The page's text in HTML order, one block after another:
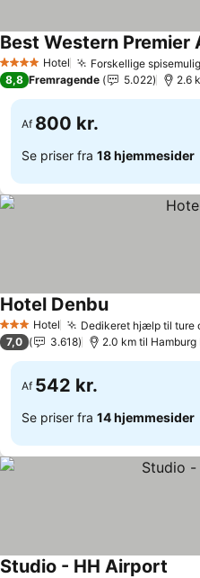
4 StjernerHotel Forskellige
Best Western
8,8 Fremragende 5.022 2.6
Af 800 kr.
Se priser fra 18 hjemmesider
3 StjernerHotel Dedikeret hjælp til ture
Hotel Denbu
7,0 3.618 2.0 km til Hamburg
Af 542 kr.
Se priser fra 14 hjemmesider
Studio - HH Airport